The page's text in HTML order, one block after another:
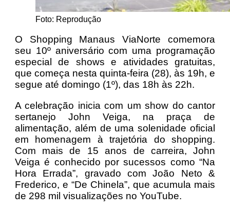
Foto: Reprodução
O Shopping Manaus ViaNorte comemora
seu 10º aniversário com uma programação
especial de shows e atividades gratuitas,
que começa nesta quinta-feira (28), às 19h, e
segue até domingo (1º), das 18h às 22h.
A celebração inicia com um show do cantor
sertanejo John Veiga, na praça de
alimentação, além de uma solenidade oficial
em homenagem à trajetória do shopping.
Com mais de 15 anos de carreira, John
Veiga é conhecido por sucessos como “Na
Hora Errada”, gravado com João Neto &
Frederico, e “De Chinela”, que acumula mais
de 298 mil visualizações no YouTube.